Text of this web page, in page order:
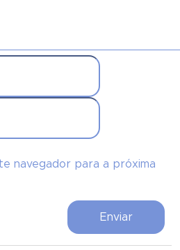
navegador para a próxima